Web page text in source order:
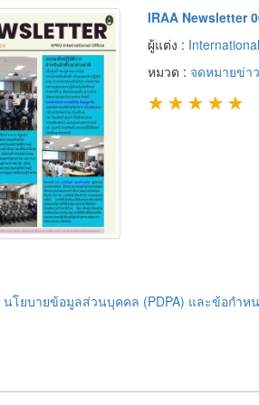
IRAA Newsletter
ผู้แต่ง :
หมวด : จดหมายข่าว
★ ★ ★ ★ ★
นโยบายข้อมูลส่วนบุคคล (PDPA) และข้อกำห